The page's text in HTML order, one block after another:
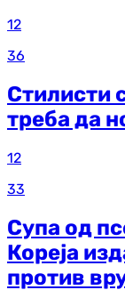
12
36
Стилисти
треба да
12
33
Супа од
Кореја
против